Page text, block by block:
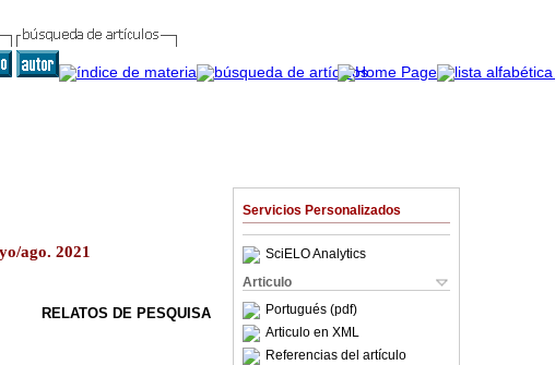
Servicios Personalizados
SciELO Analytics
Articulo
Portugués (pdf)
Articulo en XML
Referencias del artículo
ago. 2021
RELATOS DE PESQUISA